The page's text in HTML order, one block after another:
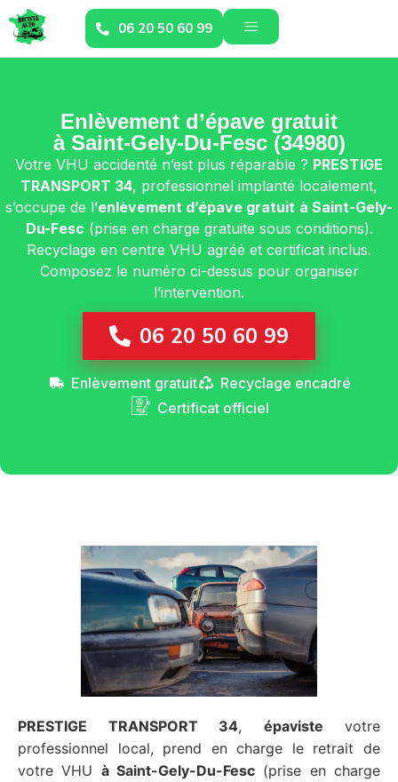
06 20 50 60 99
Enlèvement d’épave gratuit
à Saint-Gely-Du-Fesc (34980)
Votre VHU accidenté n’est plus réparable ? PRESTIGE
TRANSPORT 34, professionnel implanté localement,
s’occupe de l’enlèvement d’épave gratuit à Saint-Gely-
Du-Fesc (prise en charge gratuite sous conditions).
Recyclage en centre VHU agréé et certificat inclus.
Composez le numéro ci-dessus pour organiser
l’intervention.
06 20 50 60 99
Enlèvement gratuit
Recyclage encadré
Certificat officiel
PRESTIGE TRANSPORT 34, épaviste votre
professionnel local, prend en charge le retrait de
votre VHU à Saint-Gely-Du-Fesc (prise en charge